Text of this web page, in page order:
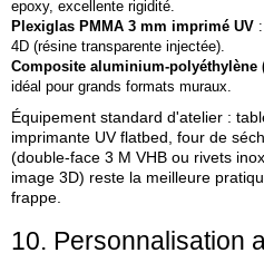
epoxy, excellente rigidité.
Plexiglas PMMA 3 mm imprimé UV
4D (résine transparente injectée).
Composite aluminium‑polyéthylène
idéal pour grands formats muraux.
Équipement standard d'atelier :
imprimante UV flatbed, four de
(double‑face 3 M VHB ou rivets
image 3D) reste la meilleure
frappe.
10. Personnalisation